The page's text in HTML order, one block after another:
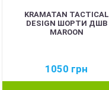
KRAMATAN TACTICAL
DESIGN ШОРТИ ДШВ
MAROON
1050 грн